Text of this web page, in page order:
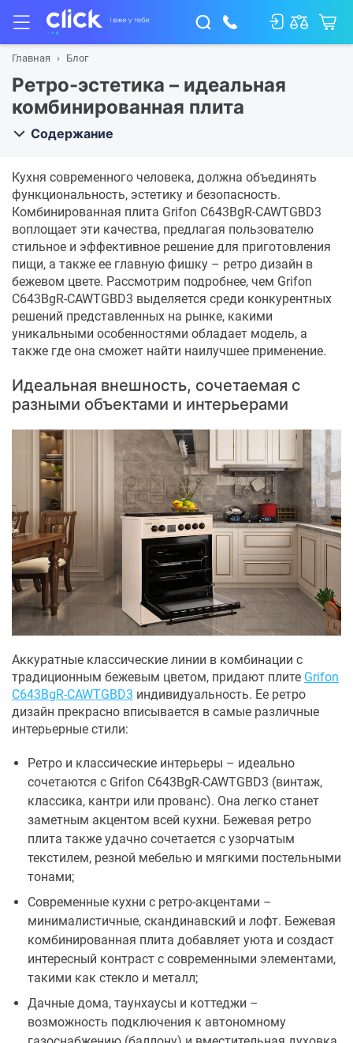
Главная Блог
Ретро-эстетика – идеальная
комбинированная плита
Содержание
Кухня современного человека, должна объединять
функциональность, эстетику и безопасность.
Комбинированная плита Grifon C643BgR-CAWTGBD3
воплощает эти качества, предлагая пользователю
стильное и эффективное решение для приготовления
пищи, а также ее главную фишку – ретро дизайн в
бежевом цвете. Рассмотрим подробнее, чем Grifon
C643BgR-CAWTGBD3 выделяется среди конкурентных
решений представленных на рынке, какими
уникальными особенностями обладает модель, а
также где она сможет найти наилучшее применение.
Идеальная внешность, сочетаемая с
разными объектами и интерьерами
Аккуратные классические линии в комбинации с
традиционным бежевым цветом, придают плите Grifon
C643BgR-CAWTGBD3 индивидуальность. Ее ретро
дизайн прекрасно вписывается в самые различные
интерьерные стили:
Ретро и классические интерьеры – идеально
сочетаются с Grifon C643BgR-CAWTGBD3 (винтаж,
классика, кантри или прованс). Она легко станет
заметным акцентом всей кухни. Бежевая ретро
плита также удачно сочетается с узорчатым
текстилем, резной мебелью и мягкими постельными
тонами;
Современные кухни с ретро-акцентами –
минималистичные, скандинавский и лофт. Бежевая
комбинированная плита добавляет уюта и создаст
интересный контраст с современными элементами,
такими как стекло и металл;
Дачные дома, таунхаусы и коттеджи –
возможность подключения к автономному